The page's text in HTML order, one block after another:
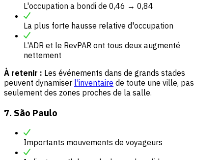
L'occupation a bondi de 0,46 → 0,84
La plus forte hausse relative d'occupation
L'ADR et le RevPAR ont tous deux augmenté
nettement
À retenir : Les événements dans de grands stades
peuvent dynamiser l'inventaire de toute une ville, pas
seulement des zones proches de la salle.
7. São Paulo
Importants mouvements de voyageurs